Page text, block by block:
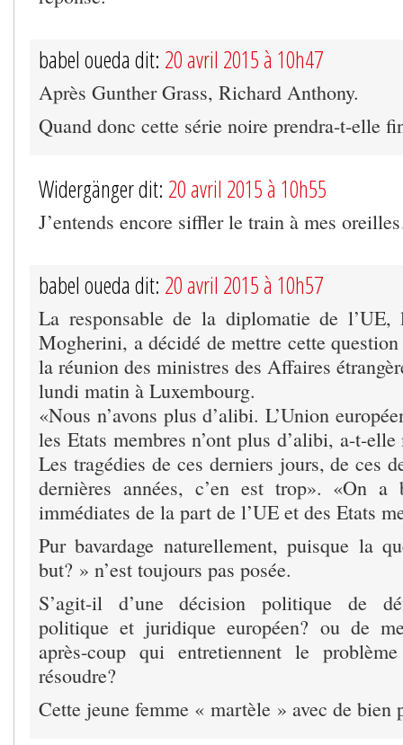
babel oueda dit: 20 avril 2015 à 10h47
Après Gunther Grass, Richard Anthony.
Quand donc cette série noire prendra-t-elle
Widergänger dit: 20 avril 2015 à 10h55
J’entends encore siffler le train à mes
babel oueda dit: 20 avril 2015 à 10h57
La responsable de la diplomatie de l’UE,
Mogherini, a décidé de mettre cette
la réunion des ministres des Affaires
lundi matin à Luxembourg.
«Nous n’avons plus d’alibi. L’Union
les Etats membres n’ont plus d’alibi, a-t-
Les tragédies de ces derniers jours, de ces
dernières années, c’en est trop». «On a
immédiates de la part de l’UE et des Etats
Pur bavardage naturellement, puisque la
but? » n’est toujours pas posée.
S’agit-il d’une décision politique de
politique et juridique européen? ou de
après-coup qui entretiennent le
résoudre?
Cette jeune femme « martèle » avec de bien